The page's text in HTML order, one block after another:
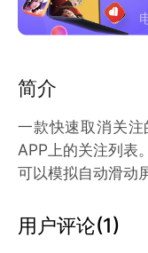
简介
一款快速取消关
APP上的关注列表
可以模拟自动滑动
会自动完成取消关
用户评论(1)